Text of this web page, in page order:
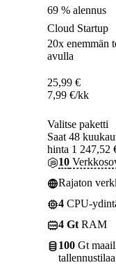
69 % alennus
Cloud Startup
20x enemmän
avulla
25,99 €
7,99 €/kk
Valitse paketti
Saat 48
hinta 1 247,52
10
Rajaton
4 CPU-
4 Gt RAM
100 Gt
tallennustilaa